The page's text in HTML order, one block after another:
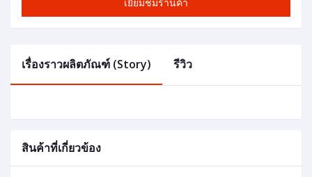
เรื่องราวผลิตภัณฑ์ (Story) รีวิว
สินค้าที่เกี่ยวข้อง